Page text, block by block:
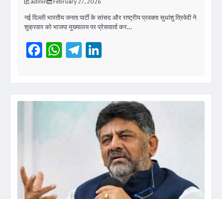
admin February 27, 2026
नई दिल्ली भारतीय जनता पार्टी के सांसद और राष्ट्रीय प्रवक्ता सुधांशु त्रिवेदी ने
शुक्रवार को भाजपा मुख्यालय पर प्रेसवार्ता कर…
Facebook
WhatsApp
Telegram